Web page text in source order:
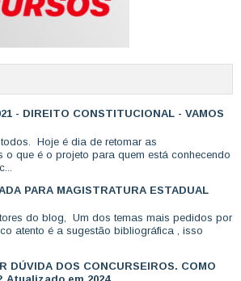
- DIREITO CONSTITUCIONAL - VAMOS
Hoje é dia de retomar as
o que é o projeto para quem está conhecendo
PARA MAGISTRATURA ESTADUAL
do blog, Um dos temas mais pedidos por
atento é a sugestão bibliográfica , isso
DÚVIDA DOS CONCURSEIROS. COMO